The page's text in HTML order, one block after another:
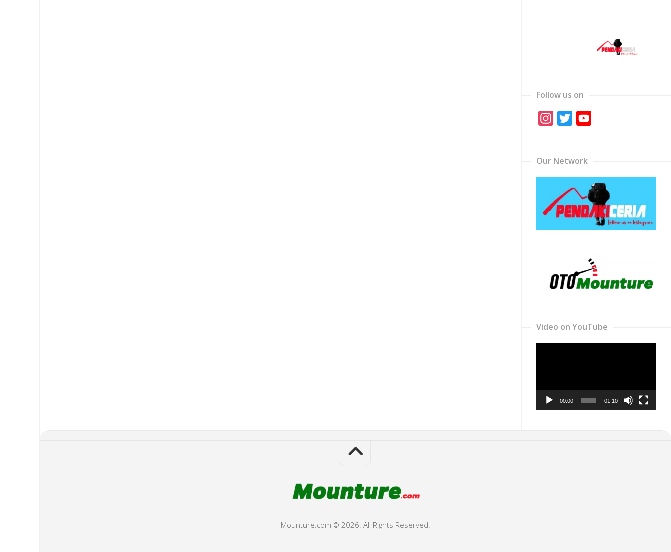
Follow us on
Instagram
Twitter
Our Network
Video on YouTube
00:00 01:10
Mounture.com © 2026. All Rights Reserved.